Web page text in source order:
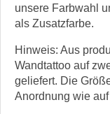
unsere Farbwahl
als Zusatzfarbe.
Hinweis: Aus
Wandtattoo auf
geliefert. Die
Anordnung wie